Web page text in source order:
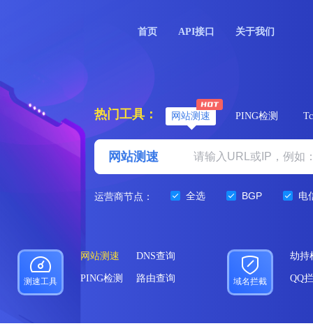
首页 API接口 关于我们
热门工具： 网站测速 PING检测
网站测速
运营商节点： 全选 BGP 电
测速工具
网站测速 DNS查询
PING检测 路由查询 域名拦截
劫持
QQ